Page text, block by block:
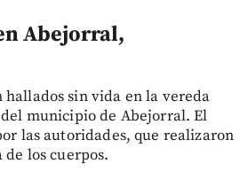
Abejorral,
hallados sin vida en la vereda
municipio de Abejorral. El
las autoridades, que realizaron
los cuerpos.